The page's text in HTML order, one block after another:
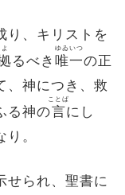
り、キリストを
よ
るべき唯一
ゆゐいつ
の正
、神につき、救
る神の言
ことば
にし
。
せられ、聖書に